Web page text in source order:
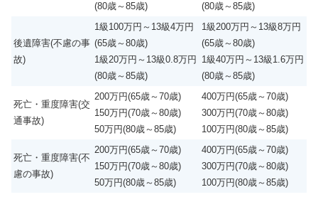
(80歳～85歳)
(80歳～85歳)
後遺障害(不慮の事
故)
1級100万円～13級4万円
(65歳～80歳)
1級20万円～13級0.8万円
(80歳～85歳)
1級200万円～13級8万円
(65歳～80歳)
1級40万円～13級1.6万円
(80歳～85歳)
死亡・重度障害(交
通事故)
200万円(65歳～70歳)
150万円(70歳～80歳)
50万円(80歳～85歳)
400万円(65歳～70歳)
300万円(70歳～80歳)
100万円(80歳～85歳)
死亡・重度障害(不
慮の事故)
200万円(65歳～70歳)
150万円(70歳～80歳)
50万円(80歳～85歳)
400万円(65歳～70歳)
300万円(70歳～80歳)
100万円(80歳～85歳)